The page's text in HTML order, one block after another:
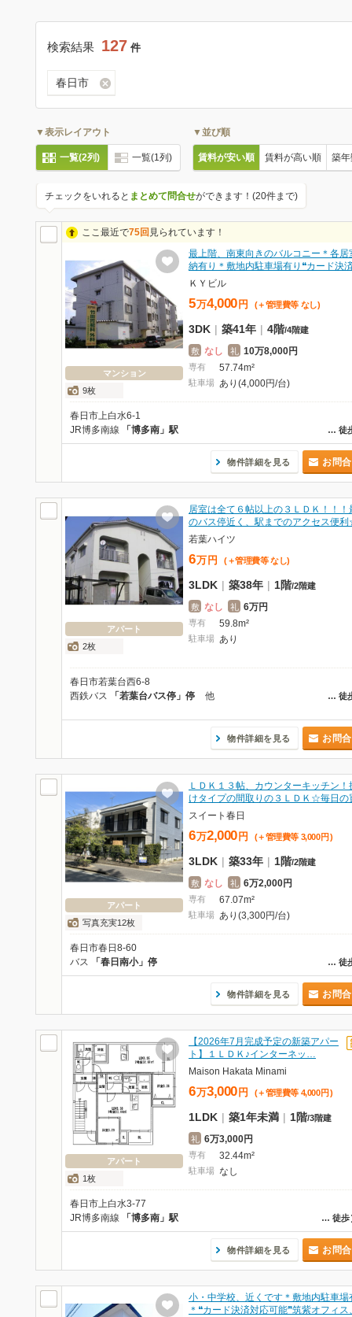
検索結果 127 件
春日市
▼表示レイアウト
一覧(2列) 一覧(1列)
▼並び順
賃料が安い順 賃料が高い順 築
チェックをいれると まとめて問合せができます！(20件まで)
ここ最近で75回 見られています！
マンション
9枚
最上階、南東向きのバルコニー＊各居
納有り＊敷地内駐車場有り❝カード決
ＫＹビル
5万4,000 円 (＋管理費等 なし)
3DK | 築41年 | 4階/4階建
敷 なし 礼 10万8,000円
専有 57.74m²
駐車場 あり(4,000円/台)
春日市上白水6-1
… 徒
JR博多南線 「博多南」駅
物件詳細を見る お問
アパート
2枚
居室は全て６帖以上の３ＬＤＫ！！！
のバス停近く、駅までのアクセス便
若葉ハイツ
6万 円 (＋管理費等 なし)
3LDK | 築38年 | 1階/2階建
敷 なし 礼 6万円
専有 59.8m²
駐車場 あり
春日市若葉台西6-8
… 徒
西鉄バス 「若葉台バス停」停 他
物件詳細を見る お問
アパート
写真充実12枚
ＬＤＫ１３帖、カウンターキッチン！
けタイプの間取りの３ＬＤＫ☆毎日
スイート春日
6万2,000 円 (＋管理費等 3,000 円 )
3LDK | 築33年 | 1階/2階建
敷 なし 礼 6万2,000円
専有 67.07m²
駐車場 あり(3,300円/台)
春日市春日8-60
… 徒
バス 「春日南小」停
物件詳細を見る お問
アパート
1枚
【2026年7月完成予定の新築アパー
ト】１ＬＤＫ♪インターネッ…
Maison Hakata Minami
6万3,000 円 (＋管理費等 4,000 円 )
1LDK | 築1年未満 | 1階/3階建
礼 6万3,000円
専有 32.44m²
駐車場 なし
春日市上白水3-77
… 徒歩
JR博多南線 「博多南」駅
物件詳細を見る お問
小・中学校、近くです＊敷地内駐車場
＊❝カード決済対応可能❞筑紫オフィ